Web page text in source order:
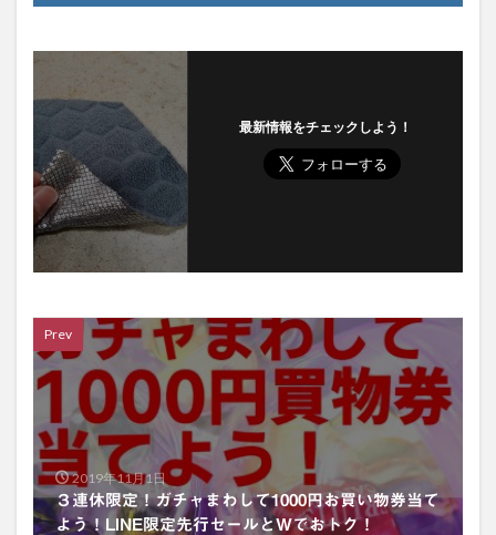
最新情報をチェックしよう！
Prev
2019年11月1日
３連休限定！ガチャまわして1000円お買い物券当て
よう！LINE限定先行セールとWでおトク！